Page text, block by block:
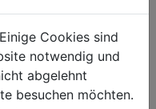
einer Gesamtleistung
Kochstellen für
ist er ein
Cookies sind
notwendig und
abgelehnt
besuchen möchten.